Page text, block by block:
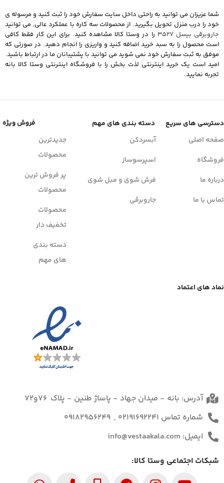
شما عزیزان می توانید به راحتی داخل سایت سفارش خود را ثبت کنید و مرسوله ی
خود را درب منزل تحویل بگیرید. از محصولات سه کاره با عملکرد عالی, می توانید
جاروبرقی بیسل 3527
را در وستا کالا مشاهده کنید. برای این کار فقط کافی
است محصول را به سبد خرید اضافه کنید و واریزی را انجام دهید. در صورتی که
موفق به ثبت سفارش خود نمی شوید می توانید با پشتیبانان ما در ارتباط باشید.
امید است یک خرید اینترنتی لذت بخش را با فروشگاه اینترنتی وستا کالا بانه
تجربه نمایید.
دسترسی های سریع دسته بندی های مهم
فروش ویژه
صفحه اصلی
فروشگاه
درباره ما
تماس با ما
آبسردکن
اسپرسوساز
فرش شوی و مبل شوی
جاروبرقی
جدیدترین
محصولات
پر فروش ترین
محصولات
محصولات
تخفیف دار
دسته بندی
های مهم
نماد های اعتماد
آدرس: بانه - میدان جهاد - پاساژ طنین - پلاک 76و72
شماره تماس 02191692241 , 09182956249
ایمیل: info@vestaakala.com
شبکات اجتماعی وستا کالا: